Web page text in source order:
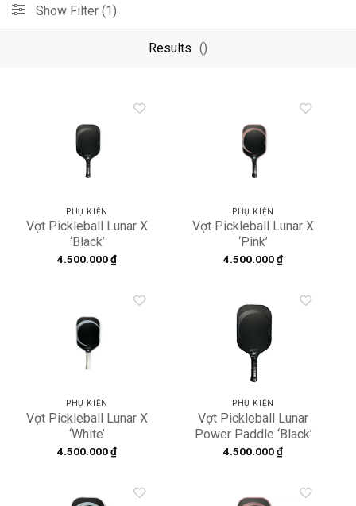
Show Filter (1)
Results ()
PHỤ KIỆN
Vợt Pickleball Lunar X
‘Black’
4.500.000₫
PHỤ KIỆN
Vợt Pickleball Lunar X
‘Pink’
4.500.000₫
PHỤ KIỆN
Vợt Pickleball Lunar X
‘White’
4.500.000₫
PHỤ KIỆN
Vợt Pickleball Lunar
Power Paddle ‘Black’
4.500.000₫